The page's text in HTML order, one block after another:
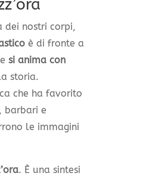
dei nostri corpi,
è di fronte a
si anima con
storia.
che ha favorito
barbari e
le immagini
. È una sintesi